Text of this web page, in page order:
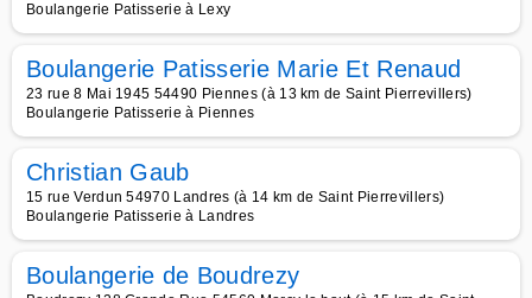
Boulangerie Patisserie à Lexy
Boulangerie Patisserie Marie Et Renaud
23 rue 8 Mai 1945 54490 Piennes (à 13 km de Saint Pierrevillers)
Boulangerie Patisserie à Piennes
Christian Gaub
15 rue Verdun 54970 Landres (à 14 km de Saint Pierrevillers)
Boulangerie Patisserie à Landres
Boulangerie de Boudrezy